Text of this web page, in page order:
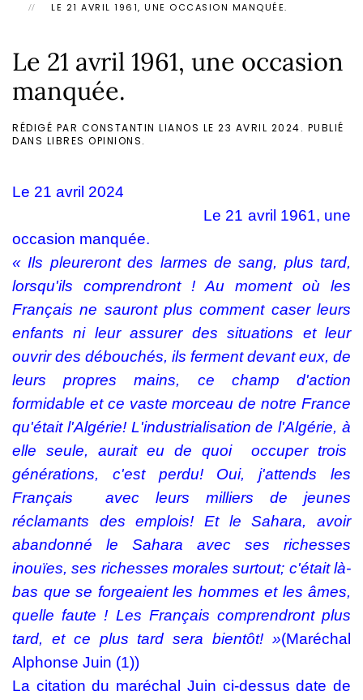
LE 21 AVRIL 1961, UNE OCCASION MANQUÉE.
Le 21 avril 1961, une occasion
manquée.
RÉDIGÉ PAR CONSTANTIN LIANOS LE 23 AVRIL 2024. PUBLIÉ
DANS LIBRES OPINIONS.
Le 21 avril 2024
Le 21 avril 1961, une
occasion manquée.
« Ils pleureront des larmes de sang, plus tard,
lorsqu'ils comprendront ! Au moment où les
Français ne sauront plus comment caser leurs
enfants ni leur assurer des situations et leur
ouvrir des débouchés, ils ferment devant eux, de
leurs propres mains, ce champ d'action
formidable et ce vaste morceau de notre France
qu'était l'Algérie! L'industrialisation de l'Algérie, à
elle seule, aurait eu de quoi
occuper trois
générations, c'est perdu! Oui, j'attends les
Français
avec leurs milliers de jeunes
réclamants des emplois! Et le Sahara, avoir
abandonné le Sahara avec ses richesses
inouïes, ses richesses morales surtout; c'était là-
bas que se forgeaient les hommes et les âmes,
quelle faute ! Les Français comprendront plus
tard, et ce plus tard sera bientôt! »(Maréchal
Alphonse Juin (1))
La citation du maréchal Juin ci-dessus date de